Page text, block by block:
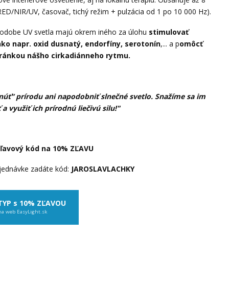
NIR/UV, časovač, tichý režim + pulzácia od 1 po 10 000 Hz).
UV svetla majú okrem iného za úlohu stimulovať
napr. oxid dusnatý, endorfíny, serotonín,... a pomôcť
nášho cirkadiánneho rytmu.
prírodu ani napodobniť slnečné svetlo. Snažíme sa im
využiť ich prírodnú liečivú silu!"
kód na 10% ZĽAVU
zadáte kód: JAROSLAVLACHKY
s 10% ZĽAVOU
web EasyLight.sk